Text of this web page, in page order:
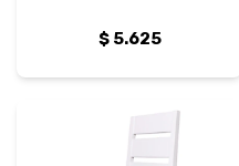
$ 5.625